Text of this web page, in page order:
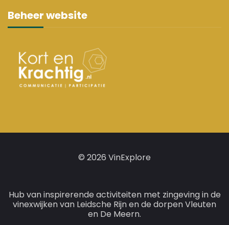
Beheer website
© 2026 VinExplore
Hub van inspirerende activiteiten met zingeving in de
vinexwijken van Leidsche Rijn en de dorpen Vleuten
en De Meern.